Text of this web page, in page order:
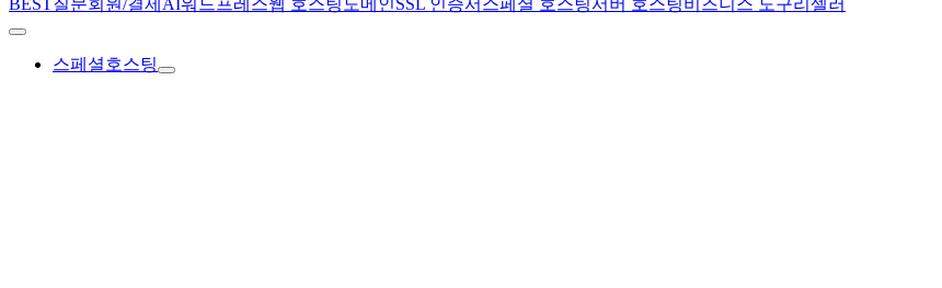
BEST질문회원/결제 AI워드프레스웹 호스팅 도메인SSL 인증서 스페셜 호스팅서버 호스팅비즈니스 도구리셀러
스페셜호스팅